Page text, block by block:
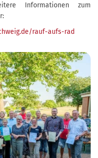
Informationen zum
rauf-aufs-rad